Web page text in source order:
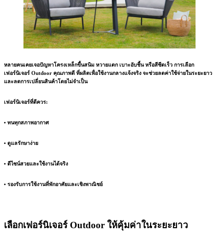
หลายคนเคยเจอปัญหาโครงเหล็กขึ้นสนิม หวายแตก เบาะอับชื้น หรือสีซีดเร็ว การเลือก
เฟอร์นิเจอร์ Outdoor คุณภาพดี ที่ผลิตเพื่อใช้งานกลางแจ้งจริง จะช่วยลดค่าใช้จ่ายในระยะยาว
และลดการเปลี่ยนสินค้าโดยไม่จำเป็น
เฟอร์นิเจอร์ที่ดีควร:
• ทนทุกสภาพอากาศ
• ดูแลรักษาง่าย
• ดีไซน์สวยและใช้งานได้จริง
• รองรับการใช้งานที่พักอาศัยและเชิงพาณิชย์
เลือกเฟอร์นิเจอร์ Outdoor ให้คุ้มค่าในระยะยาว